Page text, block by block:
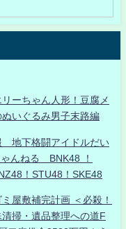
ーちゃん人形！豆腐メ
いぐるみ男子末路編
地下格闘アイドルだい
んねる BNK48 ！
！STU48！SKE48
屋敷補完計画 ＜必殺！
掃・遺品整理への道F